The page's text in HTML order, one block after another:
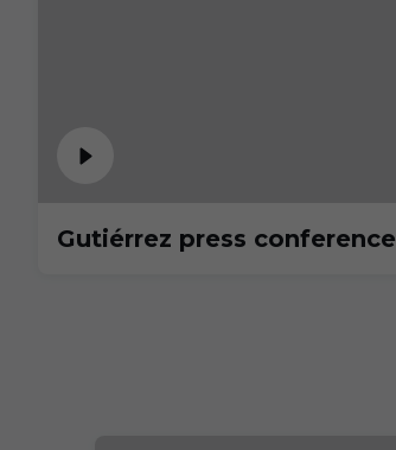
Gutiérrez press conference